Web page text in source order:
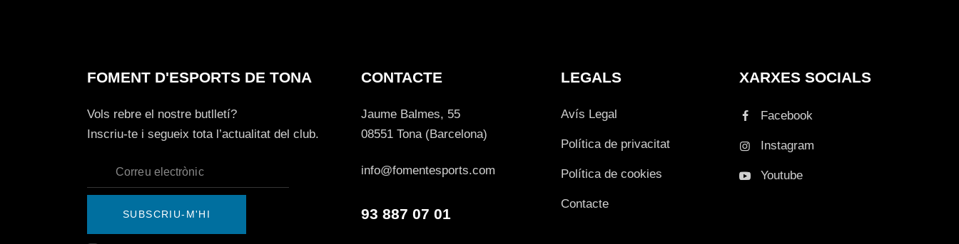
FOMENT D'ESPORTS DE TONA
Vols rebre el nostre butlletí?
Inscriu-te i segueix tota l’actualitat del club.
SUBSCRIU-M'HI
CONTACTE
Jaume Balmes, 55
08551 Tona (Barcelona)
info@fomentesports.com
93 887 07 01
LEGALS
Avís Legal
Política de privacitat
Política de cookies
Contacte
XARXES SOCIALS
Facebook
Instagram
Youtube